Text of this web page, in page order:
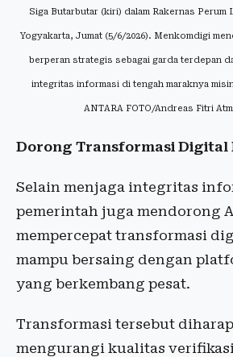
Siga Butarbutar (kiri) dalam Rakernas Perum
Yogyakarta, Jumat (5/6/2026). Menkomdigi
berperan strategis sebagai garda terdepan
integritas informasi di tengah maraknya
ANTARA FOTO/Andreas Fitri
Dorong Transformasi Digital
Selain menjaga integritas
pemerintah juga mendorong
mempercepat transformasi
mampu bersaing dengan
yang berkembang pesat.
Transformasi tersebut
mengurangi kualitas